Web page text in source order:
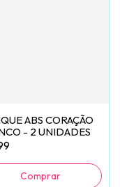
ABS CORAÇÃO
- 2 UNIDADES